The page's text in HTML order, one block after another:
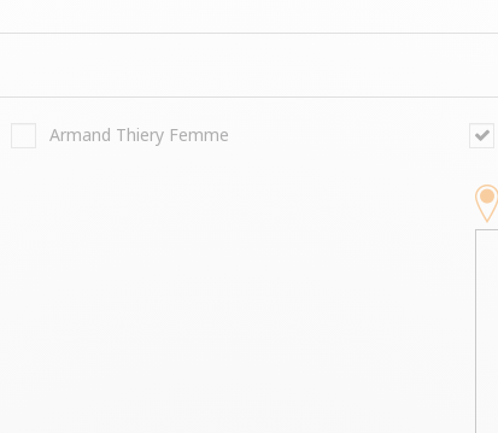
NOUVELLE COLLECTION
ou
Armand Thiery Femme